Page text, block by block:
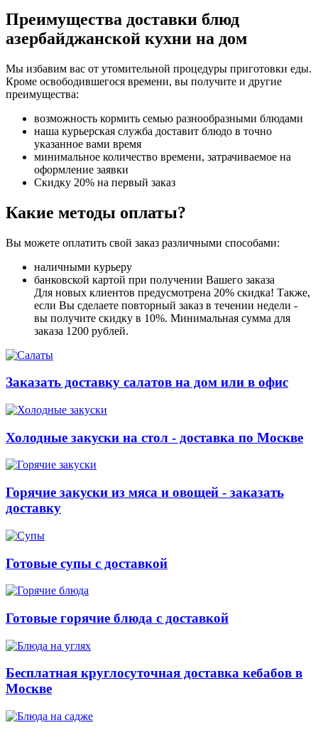
Преимущества доставки блюд
азербайджанской кухни на дом
Мы избавим вас от утомительной процедуры приготовки еды.
Кроме освободившегося времени, вы получите и другие
преимущества:
возможность кормить семью разнообразными блюдами
наша курьерская служба доставит блюдо в точно
указанное вами время
минимальное количество времени, затрачиваемое на
оформление заявки
Скидку 20% на первый заказ
Какие методы оплаты?
Вы можете оплатить свой заказ различными способами:
наличными курьеру
банковской картой при получении Вашего заказа
Для новых клиентов предусмотрена 20% скидка! Также,
если Вы сделаете повторный заказ в течении недели -
вы получите скидку в 10%. Минимальная сумма для
заказа 1200 рублей.
Заказать доставку салатов на дом или в офис
Холодные закуски на стол - доставка по Москве
Горячие закуски из мяса и овощей - заказать
доставку
Готовые супы с доставкой
Готовые горячие блюда с доставкой
Бесплатная круглосуточная доставка кебабов в
Москве